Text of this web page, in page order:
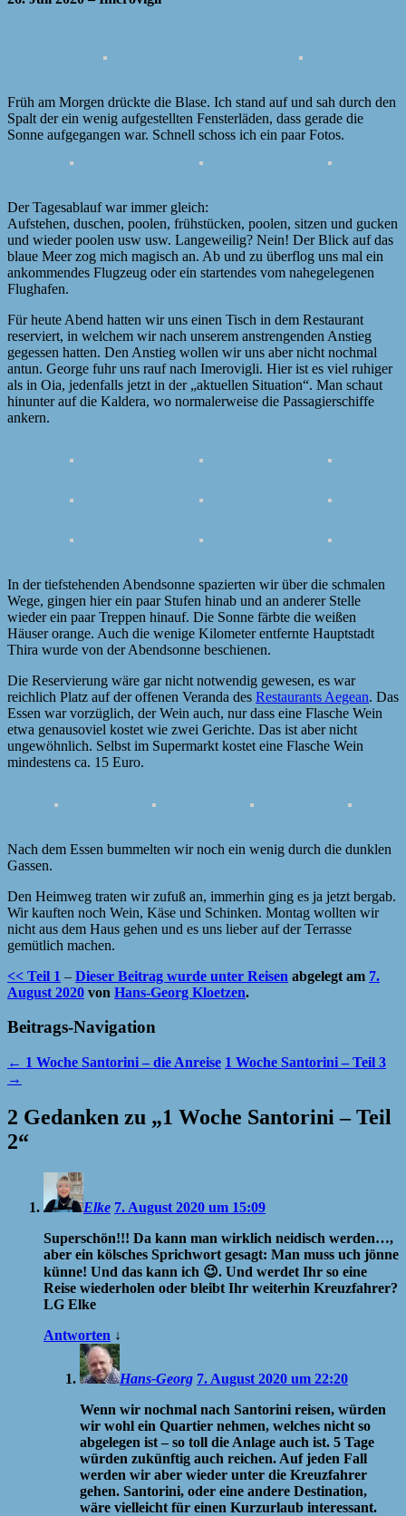
Früh am Morgen drückte die Blase. Ich stand auf und sah durch den
Spalt der ein wenig aufgestellten Fensterläden, dass gerade die
Sonne aufgegangen war. Schnell schoss ich ein paar Fotos.
Der Tagesablauf war immer gleich:
Aufstehen, duschen, poolen, frühstücken, poolen, sitzen und gucken
und wieder poolen usw usw. Langeweilig? Nein! Der Blick auf das
blaue Meer zog mich magisch an. Ab und zu überflog uns mal ein
ankommendes Flugzeug oder ein startendes vom nahegelegenen
Flughafen.
Für heute Abend hatten wir uns einen Tisch in dem Restaurant
reserviert, in welchem wir nach unserem anstrengenden Anstieg
gegessen hatten. Den Anstieg wollen wir uns aber nicht nochmal
antun. George fuhr uns rauf nach Imerovigli. Hier ist es viel ruhiger
als in Oia, jedenfalls jetzt in der „aktuellen Situation“. Man schaut
hinunter auf die Kaldera, wo normalerweise die Passagierschiffe
ankern.
In der tiefstehenden Abendsonne spazierten wir über die schmalen
Wege, gingen hier ein paar Stufen hinab und an anderer Stelle
wieder ein paar Treppen hinauf. Die Sonne färbte die weißen
Häuser orange. Auch die wenige Kilometer entfernte Hauptstadt
Thira wurde von der Abendsonne beschienen.
Die Reservierung wäre gar nicht notwendig gewesen, es war
reichlich Platz auf der offenen Veranda des Restaurants Aegean. Das
Essen war vorzüglich, der Wein auch, nur dass eine Flasche Wein
etwa genausoviel kostet wie zwei Gerichte. Das ist aber nicht
ungewöhnlich. Selbst im Supermarkt kostet eine Flasche Wein
mindestens ca. 15 Euro.
Nach dem Essen bummelten wir noch ein wenig durch die dunklen
Gassen.
Den Heimweg traten wir zufuß an, immerhin ging es ja jetzt bergab.
Wir kauften noch Wein, Käse und Schinken. Montag wollten wir
nicht aus dem Haus gehen und es uns lieber auf der Terrasse
gemütlich machen.
<< Teil 1 – Dieser Beitrag wurde unter Reisen abgelegt am 7.
August 2020 von Hans-Georg Kloetzen.
Beitrags-Navigation
← 1 Woche Santorini – die Anreise 1 Woche Santorini – Teil 3
→
2 Gedanken zu „1 Woche Santorini – Teil
2“
Elke 7. August 2020 um 15:09
Superschön!!! Da kann man wirklich neidisch werden…,
aber ein kölsches Sprichwort gesagt: Man muss uch jönne
künne! Und das kann ich 😉. Und werdet Ihr so eine
Reise wiederholen oder bleibt Ihr weiterhin Kreuzfahrer?
LG Elke
Antworten ↓
Hans-Georg 7. August 2020 um 22:20
Wenn wir nochmal nach Santorini reisen, würden
wir wohl ein Quartier nehmen, welches nicht so
abgelegen ist – so toll die Anlage auch ist. 5 Tage
würden zukünftig auch reichen. Auf jeden Fall
werden wir aber wieder unter die Kreuzfahrer
gehen. Santorini, oder eine andere Destination,
wäre vielleicht für einen Kurzurlaub interessant.